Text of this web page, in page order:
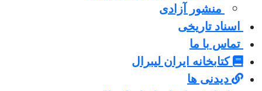
منشور آزادی
اسناد تاریخی
تماس با ما
کتابخانه ایران لیبرال
دیدنی ها